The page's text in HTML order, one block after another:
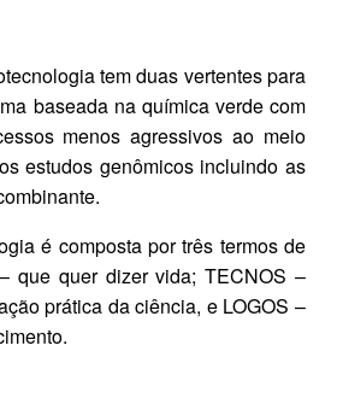
tem duas vertentes para
baseada na química verde com
menos agressivos ao meio
estudos genômicos incluindo as
é composta por três termos de
que quer dizer vida; TECNOS –
prática da ciência, e LOGOS –